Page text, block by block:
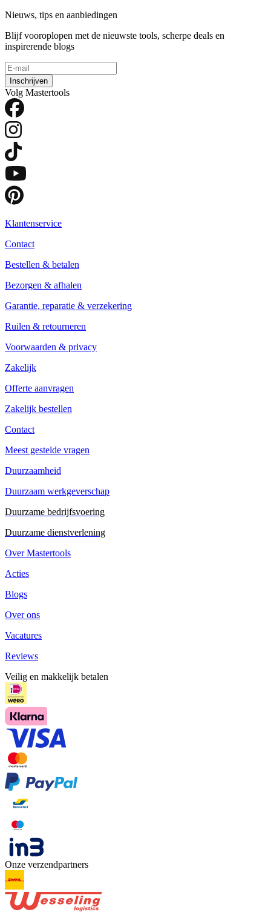
Nieuws, tips en aanbiedingen
Blijf vooroplopen met de nieuwste tools, scherpe deals en
inspirerende blogs
Inschrijven
Volg Mastertools
Klantenservice
Contact
Bestellen & betalen
Bezorgen & afhalen
Garantie, reparatie & verzekering
Ruilen & retourneren
Voorwaarden & privacy
Zakelijk
Offerte aanvragen
Zakelijk bestellen
Contact
Meest gestelde vragen
Duurzaamheid
Duurzaam werkgeverschap
Duurzame bedrijfsvoering
Duurzame dienstverlening
Over Mastertools
Acties
Blogs
Over ons
Vacatures
Reviews
Veilig en makkelijk betalen
Onze verzendpartners